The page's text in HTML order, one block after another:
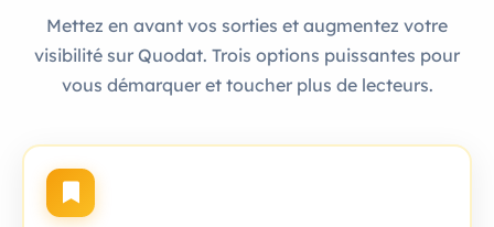
Mettez en avant vos sorties et augmentez votre
visibilité sur Quodat. Trois options puissantes pour
vous démarquer et toucher plus de lecteurs.